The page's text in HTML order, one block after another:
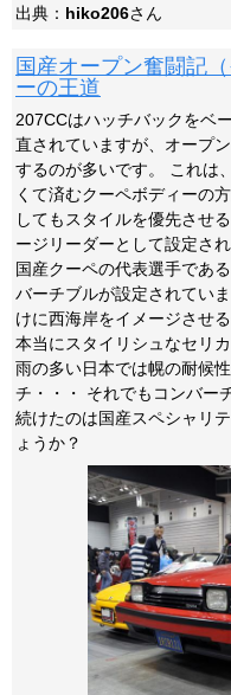
出典： hiko206さん
国産オープン奮闘記
ーの王道
207CCはハッチバックをベ
直されていますが、オープ
するのが多いです。 これは
くて済むクーペボディーの
してもスタイルを優先させ
ージリーダーとして設定さ
国産クーペの代表選手であ
バーチブルが設定されてい
けに西海岸をイメージさせ
本当にスタイリシュなセリ
雨の多い日本では幌の耐候
チ・・・ それでもコンバー
続けたのは国産スペシャリ
ょうか？